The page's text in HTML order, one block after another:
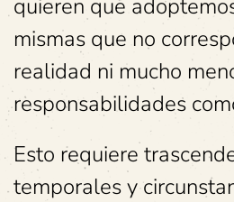
quieren que
mismas que no
realidad ni mucho
responsabilidades
Esto requiere
temporales y